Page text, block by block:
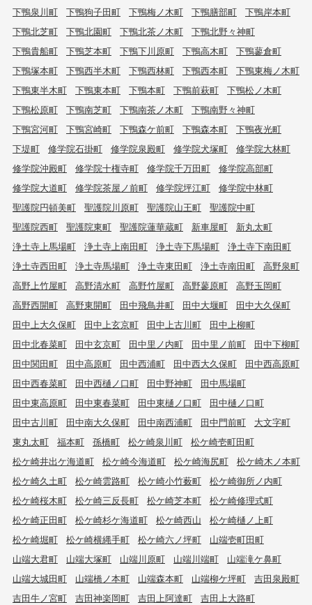
下鴨泉川町
下鴨狗子田町 下鴨梅ノ木町 下鴨膳部町
下鴨岸本町
下鴨北芝町
下鴨北園町 下鴨北茶ノ木町
下鴨北野々神町
下鴨貴船町
下鴨芝本町 下鴨下川原町 下鴨高木町
下鴨蓼倉町
下鴨塚本町
下鴨西半木町 下鴨西林町 下鴨西本町
下鴨東梅ノ木町
下鴨東半木町
下鴨東本町 下鴨本町 下鴨前萩町
下鴨松ノ木町
下鴨松原町
下鴨南芝町 下鴨南茶ノ木町
下鴨南野々神町
下鴨宮河町
下鴨宮崎町 下鴨森ケ前町 下鴨森本町
下鴨夜光町
下堤町
修学院石掛町 修学院泉殿町 修学院犬塚町
修学院大林町
修学院沖殿町
修学院十権寺町 修学院千万田町
修学院高部町
修学院大道町
修学院茶屋ノ前町 修学院坪江町
修学院中林町
聖護院円頓美町
聖護院川原町 聖護院山王町
聖護院中町
聖護院西町
聖護院東町 聖護院蓮華蔵町 新車屋町
新丸太町
浄土寺上馬場町
浄土寺上南田町 浄土寺下馬場町
浄土寺下南田町
浄土寺西田町
浄土寺馬場町 浄土寺東田町 浄土寺南田町
高野泉町
高野上竹屋町
高野清水町 高野竹屋町 高野蓼原町
高野玉岡町
高野西開町
高野東開町 田中飛鳥井町 田中大堰町
田中大久保町
田中上大久保町
田中上玄京町 田中上古川町
田中上柳町
田中北春菜町
田中玄京町 田中里ノ内町 田中里ノ前町
田中下柳町
田中関田町
田中高原町 田中西浦町 田中西大久保町
田中西高原町
田中西春菜町
田中西樋ノ口町 田中野神町
田中馬場町
田中東高原町
田中東春菜町 田中東樋ノ口町
田中樋ノ口町
田中古川町
田中南大久保町 田中南西浦町 田中門前町
大文字町
東丸太町
福本町 孫橋町 松ケ崎泉川町
松ケ崎壱町田町
松ケ崎井出ケ海道町
松ケ崎今海道町 松ケ崎海尻町
松ケ崎木ノ本町
松ケ崎久土町
松ケ崎雲路町 松ケ崎小竹薮町
松ケ崎御所ノ内町
松ケ崎桜木町
松ケ崎三反長町 松ケ崎芝本町
松ケ崎修理式町
松ケ崎正田町
松ケ崎杉ケ海道町 松ケ崎西山
松ケ崎樋ノ上町
松ケ崎堀町
松ケ崎横縄手町 松ケ崎六ノ坪町
山端壱町田町
山端大君町
山端大塚町 山端川原町 山端川端町
山端滝ケ鼻町
山端大城田町
山端橋ノ本町 山端森本町 山端柳ケ坪町
吉田泉殿町
吉田牛ノ宮町
吉田神楽岡町 吉田上阿達町
吉田上大路町